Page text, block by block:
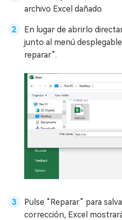
archivo Excel dañado.
En lugar de abrirlo
junto al menú
reparar”.
Pulse “Reparar” para
corrección, Excel